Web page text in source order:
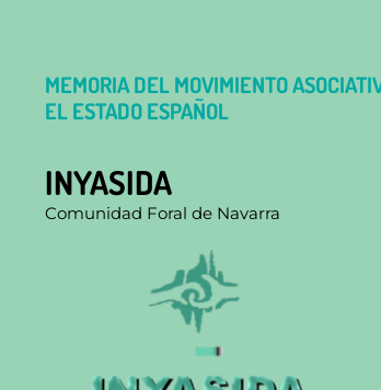
MEMORIA DEL MOVIMIENTO
EL ESTADO ESPAÑOL
INYASIDA
Comunidad Foral de Navarra